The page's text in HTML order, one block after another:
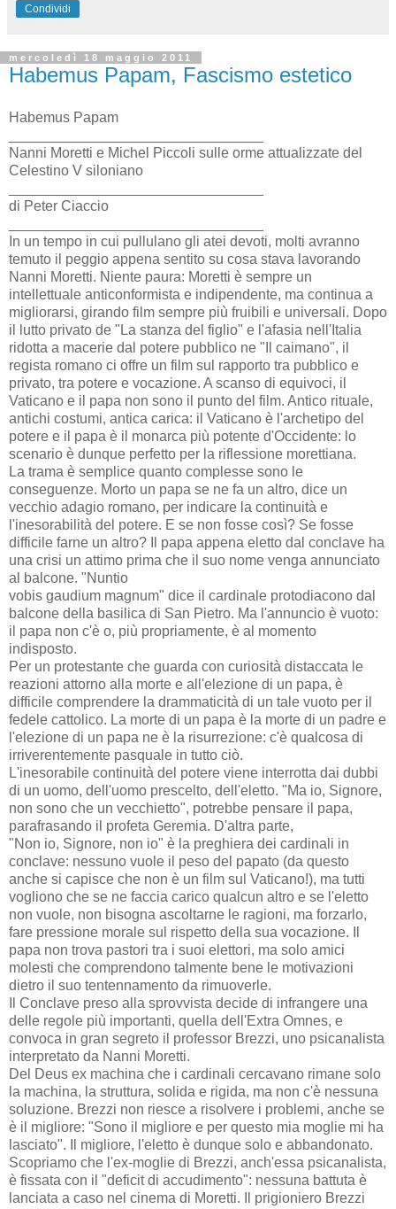
Condividi
mercoledì 18 maggio 2011
Habemus Papam, Fascismo estetico
Habemus Papam
Nanni Moretti e Michel Piccoli sulle orme attualizzate del
Celestino V siloniano
di Peter Ciaccio
In un tempo in cui pullulano gli atei devoti, molti avranno
temuto il peggio appena sentito su cosa stava lavorando
Nanni Moretti. Niente paura: Moretti è sempre un
intellettuale anticonformista e indipendente, ma continua a
migliorarsi, girando film sempre più fruibili e universali. Dopo
il lutto privato de "La stanza del figlio" e l'afasia nell'Italia
ridotta a macerie dal potere pubblico ne "Il caimano", il
regista romano ci offre un film sul rapporto tra pubblico e
privato, tra potere e vocazione. A scanso di equivoci, il
Vaticano e il papa non sono il punto del film. Antico rituale,
antichi costumi, antica carica: il Vaticano è l'archetipo del
potere e il papa è il monarca più potente d'Occidente: lo
scenario è dunque perfetto per la riflessione morettiana.
La trama è semplice quanto complesse sono le
conseguenze. Morto un papa se ne fa un altro, dice un
vecchio adagio romano, per indicare la continuità e
l'inesorabilità del potere. E se non fosse così? Se fosse
difficile farne un altro? Il papa appena eletto dal conclave ha
una crisi un attimo prima che il suo nome venga annunciato
al balcone. "Nuntio
vobis gaudium magnum" dice il cardinale protodiacono dal
balcone della basilica di San Pietro. Ma l'annuncio è vuoto:
il papa non c'è o, più propriamente, è al momento
indisposto.
Per un protestante che guarda con curiosità distaccata le
reazioni attorno alla morte e all'elezione di un papa, è
difficile comprendere la drammaticità di un tale vuoto per il
fedele cattolico. La morte di un papa è la morte di un padre e
l'elezione di un papa ne è la risurrezione: c'è qualcosa di
irriverentemente pasquale in tutto ciò.
L'inesorabile continuità del potere viene interrotta dai dubbi
di un uomo, dell'uomo prescelto, dell'eletto. "Ma io, Signore,
non sono che un vecchietto", potrebbe pensare il papa,
parafrasando il profeta Geremia. D'altra parte,
"Non io, Signore, non io" è la preghiera dei cardinali in
conclave: nessuno vuole il peso del papato (da questo
anche si capisce che non è un film sul Vaticano!), ma tutti
vogliono che se ne faccia carico qualcun altro e se l'eletto
non vuole, non bisogna ascoltarne le ragioni, ma forzarlo,
fare pressione morale sul rispetto della sua vocazione. Il
papa non trova pastori tra i suoi elettori, ma solo amici
molesti che comprendono talmente bene le motivazioni
dietro il suo tentennamento da rimuoverle.
Il Conclave preso alla sprovvista decide di infrangere una
delle regole più importanti, quella dell'Extra Omnes, e
convoca in gran segreto il professor Brezzi, uno psicanalista
interpretato da Nanni Moretti.
Del Deus ex machina che i cardinali cercavano rimane solo
la machina, la struttura, solida e rigida, ma non c'è nessuna
soluzione. Brezzi non riesce a risolvere i problemi, anche se
è il migliore: "Sono il migliore e per questo mia moglie mi ha
lasciato". Il migliore, l'eletto è dunque solo e abbandonato.
Scopriamo che l'ex-moglie di Brezzi, anch'essa psicanalista,
è fissata con il "deficit di accudimento": nessuna battuta è
lanciata a caso nel cinema di Moretti. Il prigioniero Brezzi